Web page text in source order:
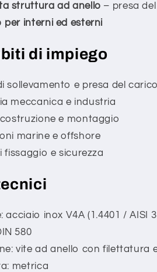
struttura ad anello – presa
per interni ed esterni
di impiego
sollevamento e presa del carico
meccanica e industria
e montaggio
marine e offshore
fissaggio e sicurezza
acciaio inox V4A (1.4401 / AISI
580
vite ad anello con filettatura
metrica